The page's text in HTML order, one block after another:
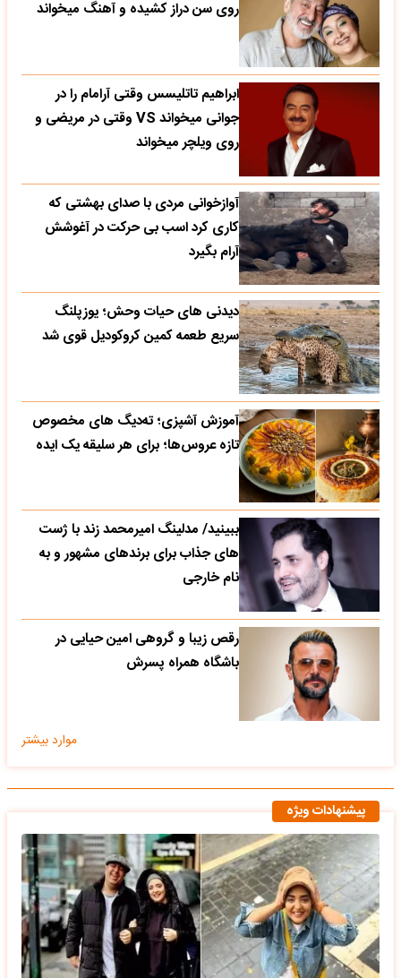
روی سن دراز کشیده و آهنگ میخواند
ابراهیم تاتلیسس وقتی آرامام را در
جوانی میخواند VS وقتی در مریضی و
روی ویلچر میخواند
آوازخوانی مردی با صدای بهشتی که
کاری کرد اسب بی حرکت در آغوشش
آرام بگیرد
دیدنی های حیات وحش؛ یوزپلنگ
سریع طعمه کمین کروکودیل قوی شد
آموزش آشپزی؛ ته‌دیگ‌ های مخصوص
تازه‌ عروس‌ها؛ برای هر سلیقه یک ایده
ببینید/ مدلینگ امیرمحمد زند با ژست
های جذاب برای برندهای مشهور و به
نام خارجی
رقص زیبا و گروهی امین حیایی در
باشگاه همراه پسرش
موارد بیشتر
پیشنهادات ویژه